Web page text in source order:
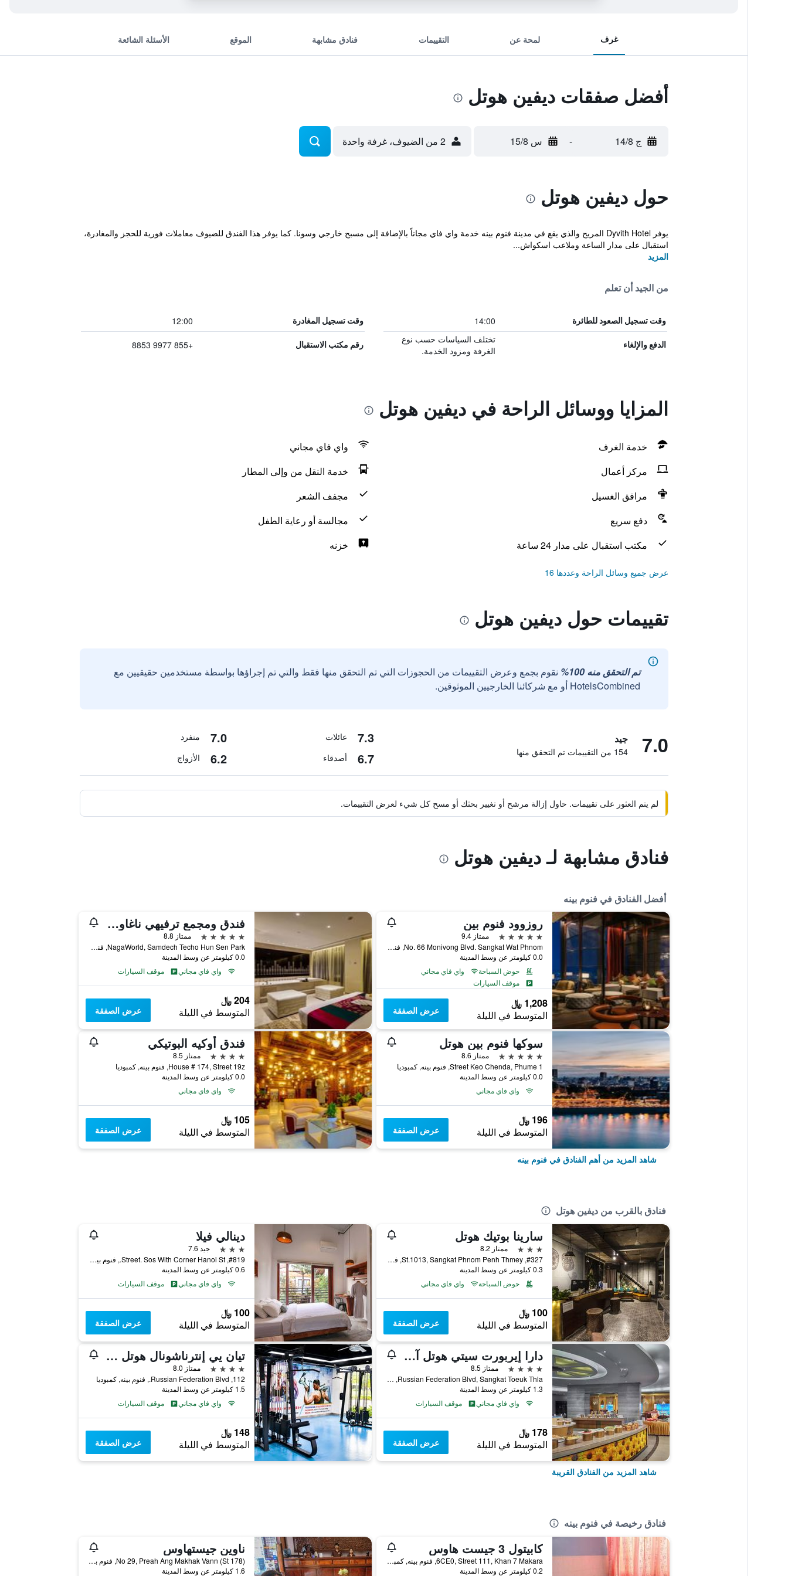
غرف لمحة عن التقييمات فنادق مشابهة الموقع الأسئلة الشائعة
أفضل صفقات ديفين هوتل
ج 14/8 - س 15/8 2 من الضيوف، غرفة واحدة
حول ديفين هوتل
يوفر Dyvith Hotel المريح والذي يقع في مدينة فنوم بينه خدمة واي فاي مجاناً بالإضافة إلى مسبح خارجي وسونا. كما يوفر هذا الفندق للضيوف معاملات فورية للحجز والمغادرة،
استقبال على مدار الساعة وملاعب اسكواش...
المزيد
من الجيد أن تعلم
وقت تسجيل الصعود للطائرة 14:00 وقت تسجيل المغادرة 12:00
الدفع والإلغاء
تختلف السياسات حسب نوع
الغرفة ومزود الخدمة.
رقم مكتب الاستقبال +855 9977 8853
المزايا ووسائل الراحة في ديفين هوتل
خدمة الغرف
واي فاي مجاني
مركز أعمال
خدمة النقل من وإلى المطار
مرافق الغسيل
مجفف الشعر
دفع سريع
مجالسة أو رعاية الطفل
مكتب استقبال على مدار 24 ساعة
خزنه
عرض جميع وسائل الراحة وعددها 16
تقييمات حول ديفين هوتل
تم التحقق منه 100%
نقوم بجمع وعرض التقييمات من الحجوزات التي تم التحقق منها فقط والتي تم إجراؤها بواسطة مستخدمين حقيقيين مع
HotelsCombined أو مع شركائنا الخارجيين الموثوقين.
7.0 جيد
154 من التقييمات تم التحقق منها
7.3 عائلات 7.0 منفرد
6.7 أصدقاء 6.2 الأزواج
لم يتم العثور على تقييمات. حاول إزالة مرشح أو تغيير بحثك أو مسح كل شيء لعرض التقييمات.
فنادق مشابهة لـ ديفين هوتل
أفضل الفنادق في فنوم بينه
روزوود فنوم بين
5 نجوم
ممتاز 9.4
No. 66 Monivong Blvd. Sangkat Wat Phnom, فنوم بينه, كمبوديا
0.0 كيلومتر عن وسط المدينة
حوض السباحة
واي فاي مجاني
موقف السيارات
1,208 ﷼
المتوسط في الليلة عرض الصفقة
فندق ومجمع ترفيهي ناغاوورلد
5 نجوم
ممتاز 8.8
NagaWorld, Samdech Techo Hun Sen Park, فنوم بينه, كمبوديا
0.0 كيلومتر عن وسط المدينة
واي فاي مجاني
موقف السيارات
204 ﷼
المتوسط في الليلة عرض الصفقة
سوكها فنوم بين هوتل
5 نجوم
ممتاز 8.6
Street Keo Chenda, Phume 1, فنوم بينه, كمبوديا
0.0 كيلومتر عن وسط المدينة
واي فاي مجاني
196 ﷼
المتوسط في الليلة عرض الصفقة
فندق أوكيه البوتيكي
4 نجوم
ممتاز 8.5
House # 174, Street 19z, فنوم بينه, كمبوديا
0.0 كيلومتر عن وسط المدينة
واي فاي مجاني
105 ﷼
المتوسط في الليلة عرض الصفقة
شاهد المزيد من أهم الفنادق في فنوم بينه
فنادق بالقرب من ديفين هوتل
سارينا بوتيك هوتل
3 نجوم
ممتاز 8.2
#327, St.1013, Sangkat Phnom Penh Thmey, فنوم بينه, كمبوديا
0.3 كيلومتر عن وسط المدينة
حوض السباحة
واي فاي مجاني
100 ﷼
المتوسط في الليلة عرض الصفقة
دينالي فيلا
3 نجوم
جيد 7.6
#819, Street. Sos With Corner Hanoi St., فنوم بينه, كمبوديا
0.6 كيلومتر عن وسط المدينة
واي فاي مجاني
موقف السيارات
100 ﷼
المتوسط في الليلة عرض الصفقة
دارا إيربورت سيتي هوتل آند سبا
4 نجوم
ممتاز 8.5
Russian Federation Blvd, Sangkat Toeuk Thla, فنوم بينه, كمبوديا
1.3 كيلومتر عن وسط المدينة
واي فاي مجاني
موقف السيارات
178 ﷼
المتوسط في الليلة عرض الصفقة
تيان يي إنترناشونال هوتل 4 4444
4 نجوم
ممتاز 8.0
112, Russian Federation Blvd., فنوم بينه, كمبوديا
1.5 كيلومتر عن وسط المدينة
واي فاي مجاني
موقف السيارات
148 ﷼
المتوسط في الليلة عرض الصفقة
شاهد المزيد من الفنادق القريبة
فنادق رخيصة في فنوم بينه
كابيتول 3 جيست هاوس
6CE0, Street 111, Khan 7 Makara, فنوم بينه, كمبوديا
0.2 كيلومتر عن وسط المدينة
ناوين جيستهاوس
No 29, Preah Ang Makhak Vann (St 178), فنوم بينه, كمبوديا
1.6 كيلومتر عن وسط المدينة